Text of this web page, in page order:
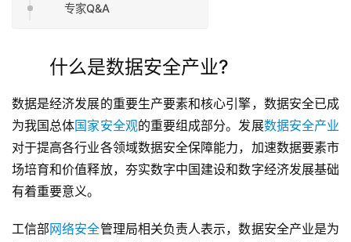
专家Q&A
什么是数据安全产业?
数据是经济发展的重要生产要素和核心引擎，数据安全已成
为我国总体国家安全观的重要组成部分。发展数据安全产业
对于提高各行业各领域数据安全保障能力，加速数据要素市
场培育和价值释放，夯实数字中国建设和数字经济发展基础
有着重要意义。
工信部网络安全管理局相关负责人表示，数据安全产业是为